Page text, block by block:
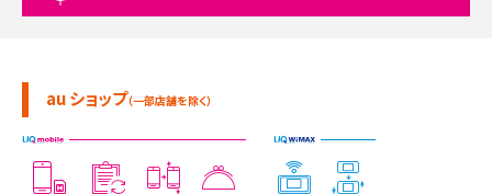
au ショップ（一部店舗を除く）